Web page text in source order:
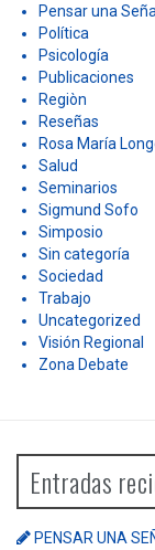
Pensar una
Política
Psicología
Publicaciones
Regiòn
Reseñas
Rosa María
Salud
Seminarios
Sigmund Sofo
Simposio
Sin categoría
Sociedad
Trabajo
Uncategorized
Visión Regional
Zona Debate
Entradas
PENSAR UNA